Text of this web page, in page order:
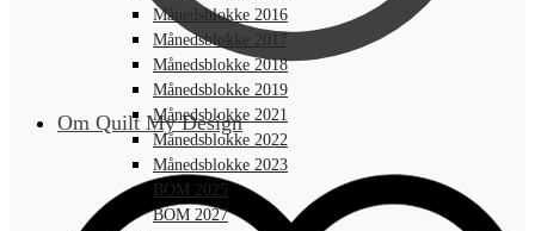
Om Quilt My Design
Månedsblokke 2016
Månedsblokke 2017
Månedsblokke 2018
Månedsblokke 2019
Månedsblokke 2021
Månedsblokke 2022
Månedsblokke 2023
BOM 2025
BOM 2027